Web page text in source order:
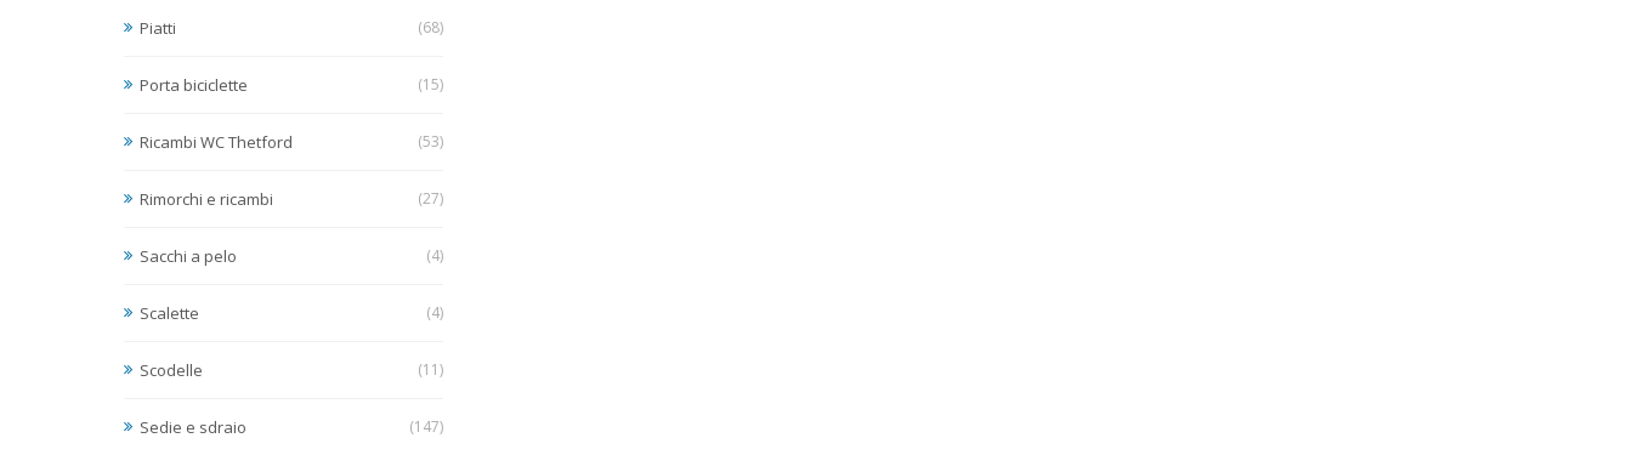
Piatti (68)
Porta biciclette (15)
Ricambi WC Thetford (53)
Rimorchi e ricambi (27)
Sacchi a pelo (4)
Scalette (4)
Scodelle (11)
Sedie e sdraio (147)